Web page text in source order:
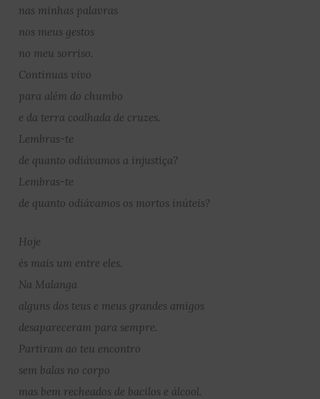
nas minhas palavras
nos meus gestos
no meu sorriso.
Continuas vivo
para além do chumbo
e da terra coalhada de cruzes.
Lembras-te
de quanto odiávamos a injustiça?
Lembras-te
de quanto odiávamos os mortos inúteis?
Hoje
és mais um entre eles.
Na Malanga
alguns dos teus e meus grandes amigos
desapareceram para sempre.
Partiram ao teu encontro
sem balas no corpo
mas bem recheados de bacilos e álcool.